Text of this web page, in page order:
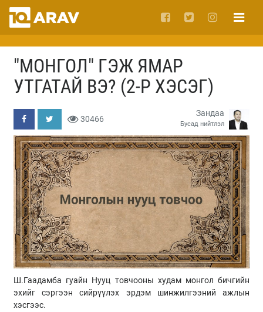
"МОНГОЛ" ГЭЖ ЯМАР
УТГАТАЙ ВЭ? (2-Р ХЭСЭГ)
30466
Зандаа
Бусад нийтлэл
Ш.Гаадамба гуайн Нууц товчооны худам монгол бичгийн
эхийг сэргээн сийрүүлэх эрдэм шинжилгээний ажлын
хэсгээс.